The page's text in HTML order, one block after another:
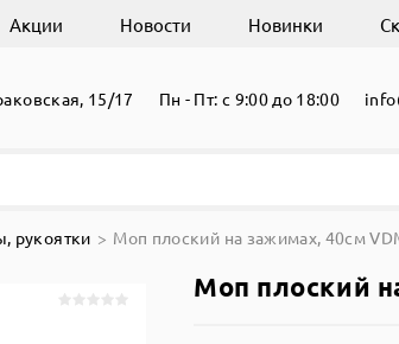
Акции Новости Новинки
15/17 Пн - Пт: с 9:00 до 18:00
рукоятки Моп плоский на зажимах, 40см
Моп плоский